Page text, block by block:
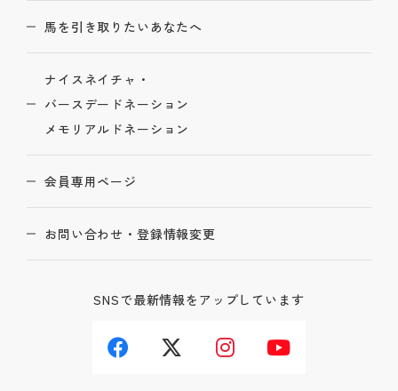
馬を引き取りたいあなたへ
ナイスネイチャ・
バースデードネーション
メモリアルドネーション
会員専用ページ
お問い合わせ・登録情報変更
SNSで最新情報をアップしています